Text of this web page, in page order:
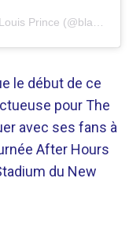
le début de ce
pour The
avec ses fans à
After Hours
du New